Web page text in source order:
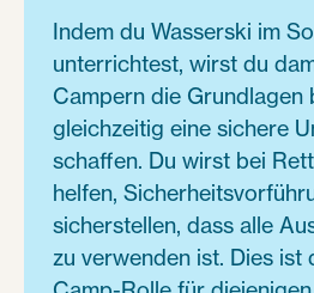
Indem du Wasserski im
unterrichtest, wirst du
Campern die Grundlagen
gleichzeitig eine sichere
schaffen. Du wirst bei
helfen,
sicherstellen, dass alle
zu verwenden ist. Dies ist